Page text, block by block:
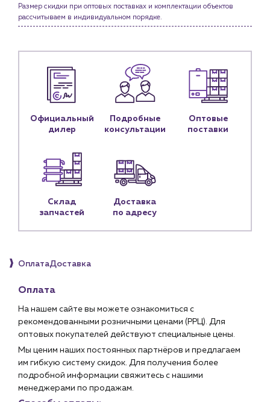
Услуги
Водоснабжение и теплоснабжение
Портфолио
Новости
Контакты
Контактные данные
Наши партнёры
+7 (918) 070-19-79
sales@profpotok.ru
г. Краснодар, ул. Российская, 63
Размер скидки при оптовых поставках и комплектации объектов
рассчитываем в индивидуальном порядке.
Официальный
дилер
Подробные
консультации
Оптовые
поставки
Склад
запчастей
Доставка
по адресу
ОплатаДоставка
Оплата
На нашем сайте вы можете ознакомиться с
рекомендованными розничными ценами (РРЦ). Для
оптовых покупателей действуют специальные цены.
Мы ценим наших постоянных партнёров и предлагаем
им гибкую систему скидок. Для получения более
подробной информации свяжитесь с нашими
менеджерами по продажам.